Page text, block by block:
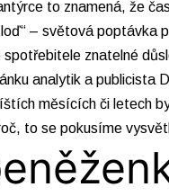
to znamená, že
– světová poptávka
znatelné
analytik a publicista
měsících či letech
to se pokusíme